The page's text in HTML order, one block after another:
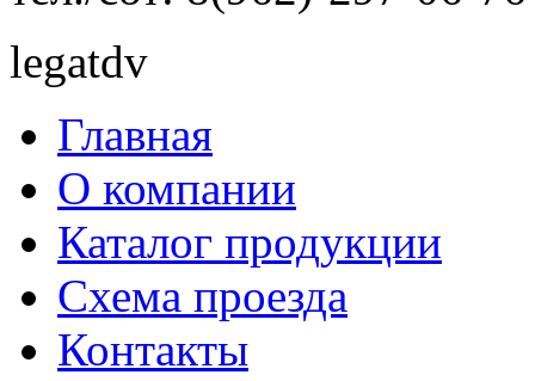
legatdv
Главная
О компании
Каталог продукции
Схема проезда
Контакты